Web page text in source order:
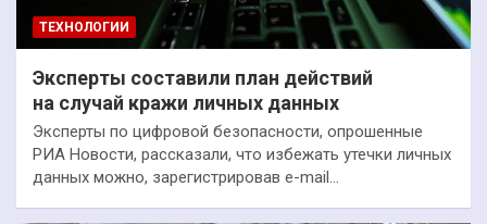
ТЕХНОЛОГИИ
Эксперты составили план действий
на случай кражи личных данных
Эксперты по цифровой безопасности, опрошенные
РИА Новости, рассказали, что избежать утечки личных
данных можно, зарегистрировав e-mail…